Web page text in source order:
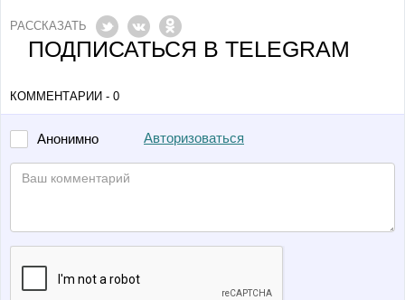
РАССКАЗАТЬ
ПОДПИСАТЬСЯ В TELEGRAM
КОММЕНТАРИИ - 0
Анонимно Авторизоваться